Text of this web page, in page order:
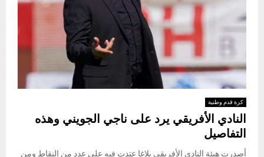
كرة قدم وطنية
النادي الأفريقي يرد على ناجي الجويني وهذه
التفاصيل
أصدرت هيئة النادي الأفريقي بلاغا عتدت فيه على عدد من النقاط ومن